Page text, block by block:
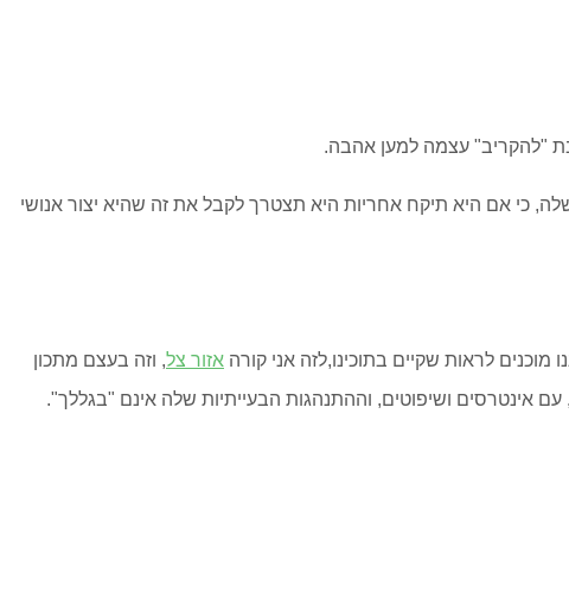
"להקריב" עצמה למען אהבה.
כי אם היא תיקח אחריות היא תצטרך לקבל את זה שהיא יצור אנושי
לראות שקיים בתוכינו,לזה אני קורה אזור צל, וזה בעצם מתכון
אינטרסים ושיפוטים, וההתנהגות הבעייתיות שלה אינם "בגללך".